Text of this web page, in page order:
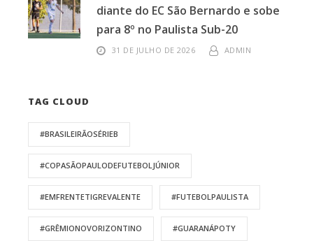
diante do EC São Bernardo e sobe
para 8º no Paulista Sub-20
31 DE JULHO DE 2026 ADMIN
TAG CLOUD
#BRASILEIRÃOSÉRIEB
#COPASÃOPAULODEFUTEBOLJÚNIOR
#EMFRENTETIGREVALENTE #FUTEBOLPAULISTA
#GRÊMIONOVORIZONTINO #GUARANÁPOTY